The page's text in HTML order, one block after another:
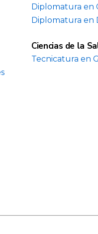
Diplomatura en
Diplomatura en
Ciencias de la
Tecnicatura en